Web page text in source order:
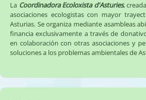
La Coordinadora Ecoloxista d'Asturies,
asociaciones ecologistas con mayor
Asturias. Se organiza mediante asambleas
financia exclusivamente a través de
en colaboración con otras asociaciones y
soluciones a los problemas ambientales de